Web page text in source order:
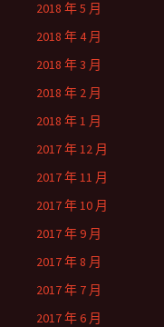
2018 年 5 月
2018 年 4 月
2018 年 3 月
2018 年 2 月
2018 年 1 月
2017 年 12 月
2017 年 11 月
2017 年 10 月
2017 年 9 月
2017 年 8 月
2017 年 7 月
2017 年 6 月